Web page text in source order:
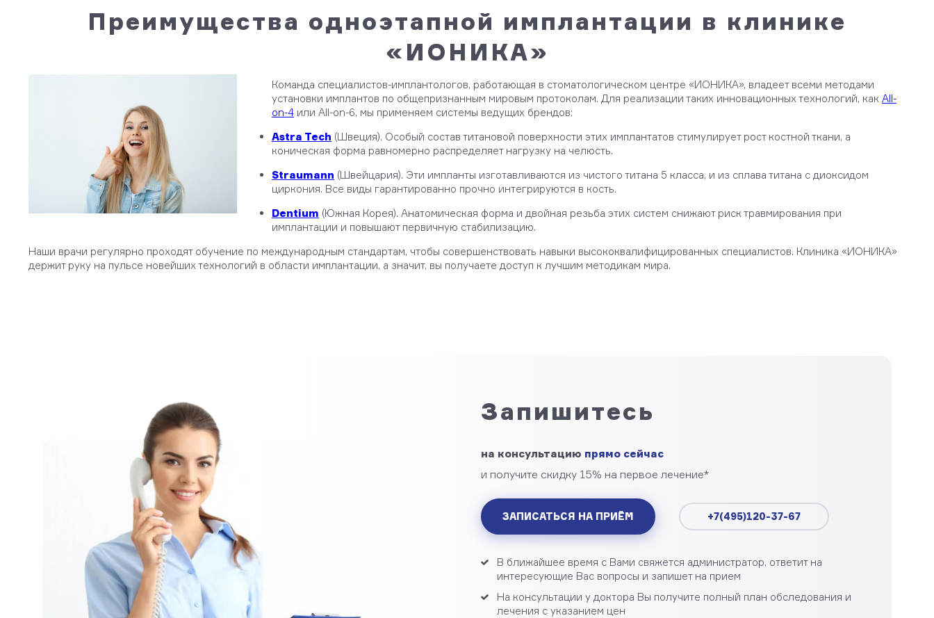
Преимущества одноэтапной имплантации в клинике
«ИОНИКА»
Команда специалистов-имплантологов, работающая в стоматологическом центре «ИОНИКА», владеет всеми методами
установки имплантов по общепризнанным мировым протоколам. Для реализации таких инновационных технологий, как All-
on-4 или All-on-6, мы применяем системы ведущих брендов:
Astra Tech (Швеция). Особый состав титановой поверхности этих имплантатов стимулирует рост костной ткани, а
коническая форма равномерно распределяет нагрузку на челюсть.
Straumann (Швейцария). Эти импланты изготавливаются из чистого титана 5 класса, и из сплава титана с диоксидом
циркония. Все виды гарантированно прочно интегрируются в кость.
Dentium (Южная Корея). Анатомическая форма и двойная резьба этих систем снижают риск травмирования при
имплантации и повышают первичную стабилизацию.
Наши врачи регулярно проходят обучение по международным стандартам, чтобы совершенствовать навыки высококвалифицированных специалистов. Клиника «ИОНИКА»
держит руку на пульсе новейших технологий в области имплантации, а значит, вы получаете доступ к лучшим методикам мира.
Запишитесь
на консультацию прямо сейчас
и получите скидку 15% на первое лечение*
ЗАПИСАТЬСЯ НА ПРИЁМ +7(495)120-37-67
В ближайшее время с Вами свяжется администратор, ответит на
интересующие Вас вопросы и запишет на прием
На консультации у доктора Вы получите полный план обследования и
лечения с указанием цен